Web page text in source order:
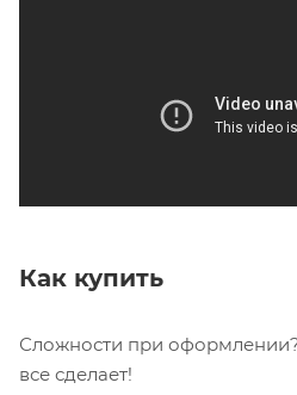
Как купить
Сложности при
все сделает!